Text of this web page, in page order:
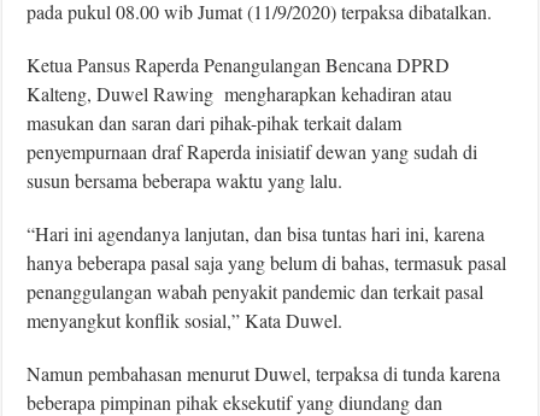
pada pukul 08.00 wib Jumat (11/9/2020) terpaksa dibatalkan.
Ketua Pansus Raperda Penangulangan Bencana DPRD
Kalteng, Duwel Rawing mengharapkan kehadiran atau
masukan dan saran dari pihak-pihak terkait dalam
penyempurnaan draf Raperda inisiatif dewan yang sudah di
susun bersama beberapa waktu yang lalu.
“Hari ini agendanya lanjutan, dan bisa tuntas hari ini, karena
hanya beberapa pasal saja yang belum di bahas, termasuk pasal
penanggulangan wabah penyakit pandemic dan terkait pasal
menyangkut konflik sosial,” Kata Duwel.
Namun pembahasan menurut Duwel, terpaksa di tunda karena
beberapa pimpinan pihak eksekutif yang diundang dan